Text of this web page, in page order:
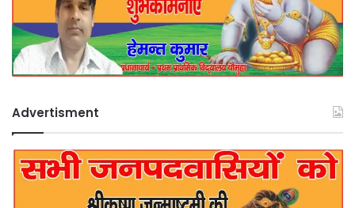
Advertisment